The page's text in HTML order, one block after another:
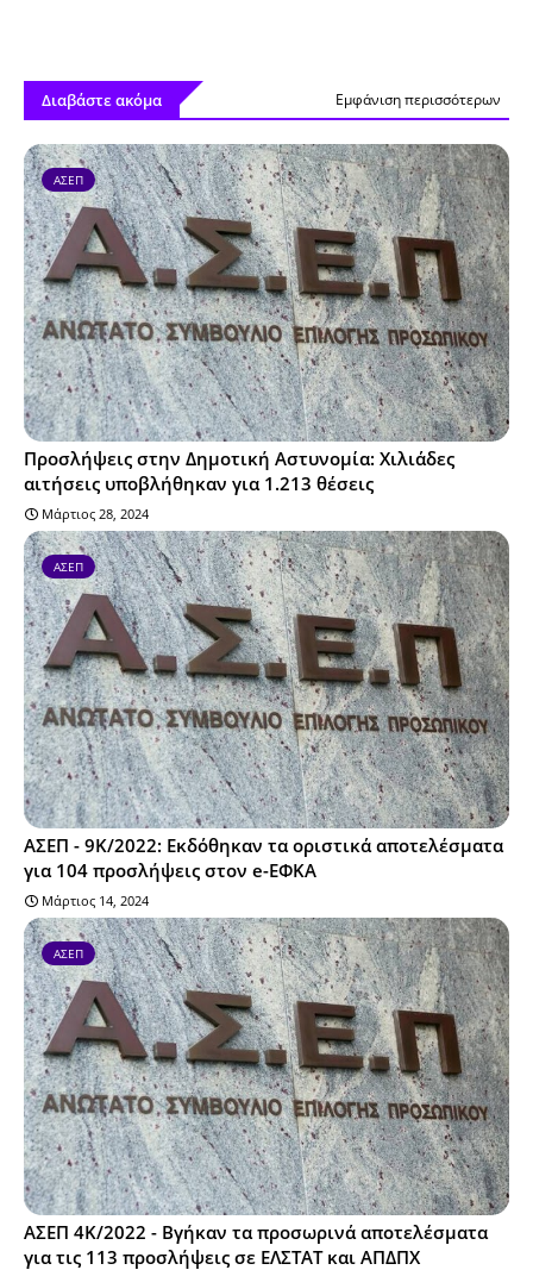
Διαβάστε ακόμα Εμφάνιση περισσότερων
ΑΣΕΠ
Προσλήψεις στην Δημοτική Αστυνομία: Χιλιάδες
αιτήσεις υποβλήθηκαν για 1.213 θέσεις
Μάρτιος 28, 2024
ΑΣΕΠ
ΑΣΕΠ - 9Κ/2022: Εκδόθηκαν τα οριστικά αποτελέσματα
για 104 προσλήψεις στον e-ΕΦΚΑ
Μάρτιος 14, 2024
ΑΣΕΠ
ΑΣΕΠ 4Κ/2022 - Βγήκαν τα προσωρινά αποτελέσματα
για τις 113 προσλήψεις σε ΕΛΣΤΑΤ και ΑΠΔΠΧ